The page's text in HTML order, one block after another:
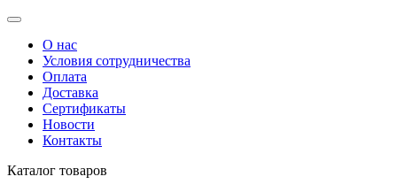
О нас
Условия сотрудничества
Оплата
Доставка
Сертификаты
Новости
Контакты
Каталог товаров